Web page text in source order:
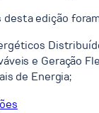
edição
e Geração
de Energia;